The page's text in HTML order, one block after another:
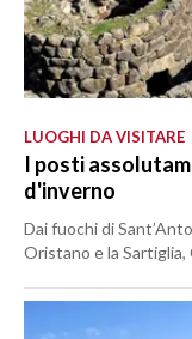
LUOGHI DA VISITARE
I posti
d'inverno
Dai fuochi di
Oristano e la